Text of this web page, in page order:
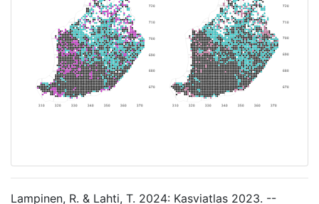
Lampinen, R. & Lahti, T. 2024: Kasviatlas 2023. --